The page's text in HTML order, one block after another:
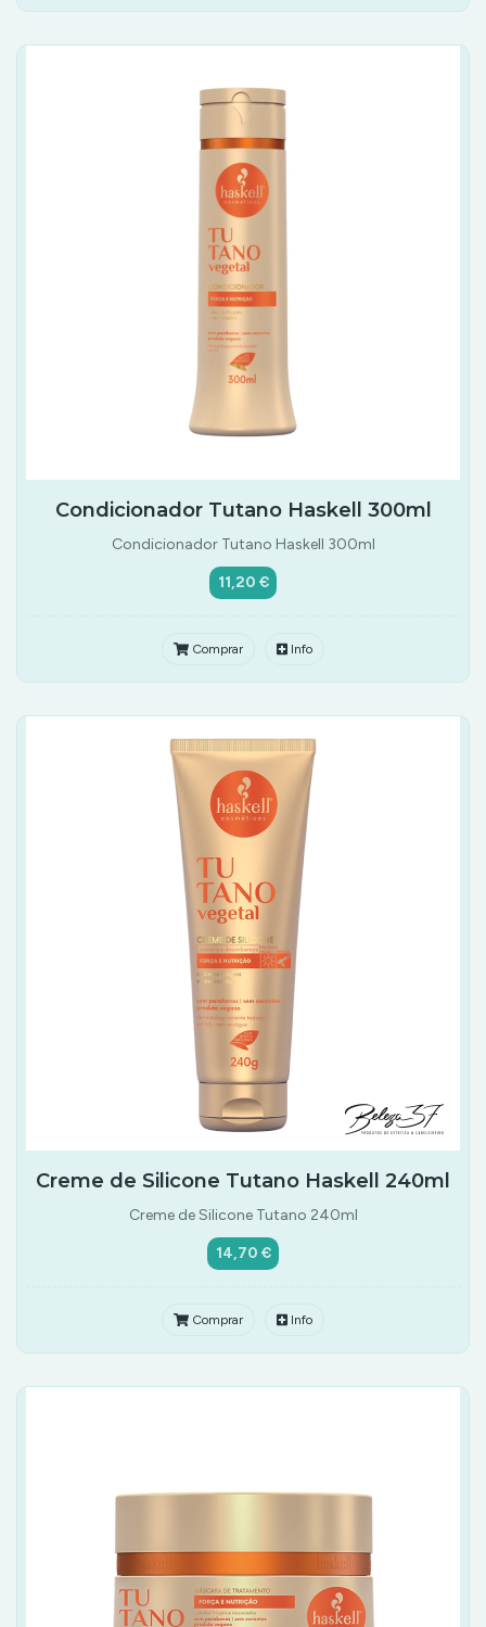
Condicionador Tutano Haskell 300ml
Condicionador Tutano Haskell 300ml
11,20 €
Comprar Info
Creme de Silicone Tutano Haskell 240ml
Creme de Silicone Tutano 240ml
14,70 €
Comprar Info